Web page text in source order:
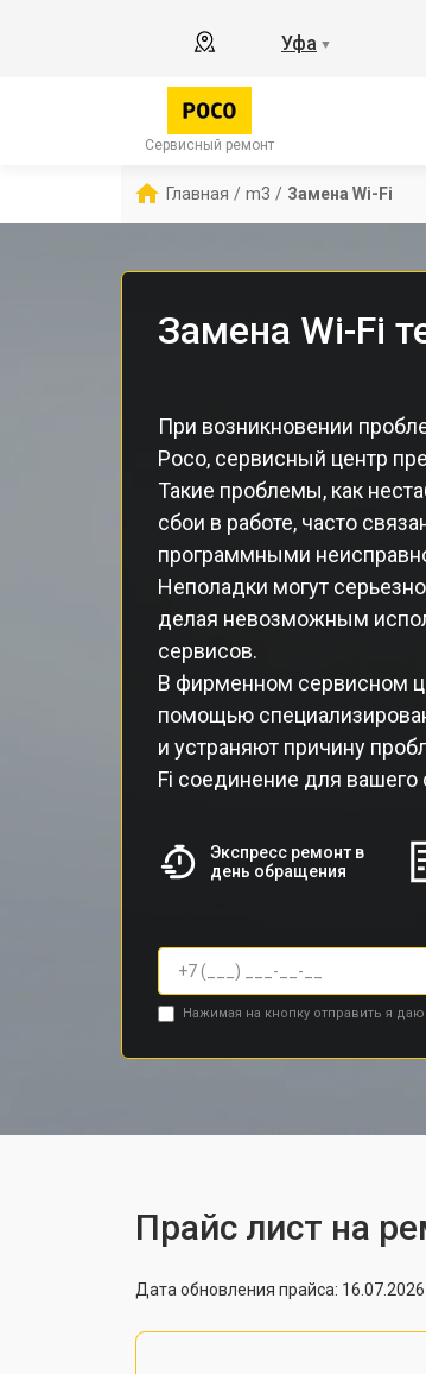
Уфа ▼
Сервисный ремонт
Главная / m3 / Замена Wi-Fi
Замена Wi-Fi
При возникновении
Poco, сервисный центр
Такие проблемы, как
сбои в работе, часто
программными
Неполадки могут
делая невозможным
сервисов.
В фирменном сервисном
помощью
и устраняют причину
Fi соединение для вашего
Экспресс ремонт в
день обращения
Нажимая на кнопку отправить я
Прайс лист на
Дата обновления прайса: 16.07.2026